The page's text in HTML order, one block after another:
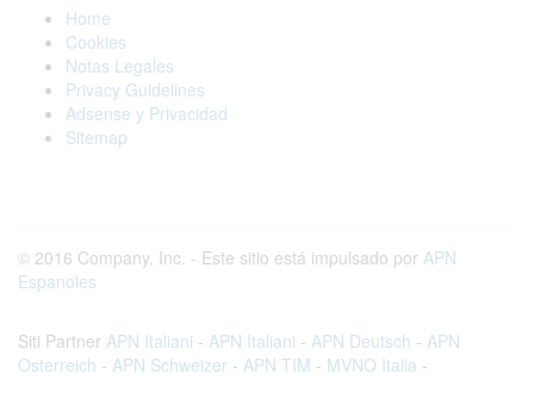
Home
Cookies
Notas Legales
Privacy Guidelines
Adsense y Privacidad
Sitemap
© 2016 Company, Inc. - Este sitio está impulsado por APN
Espanoles
Siti Partner APN Italiani - APN Italiani - APN Deutsch - APN
Osterreich - APN Schweizer - APN TIM - MVNO Italia -